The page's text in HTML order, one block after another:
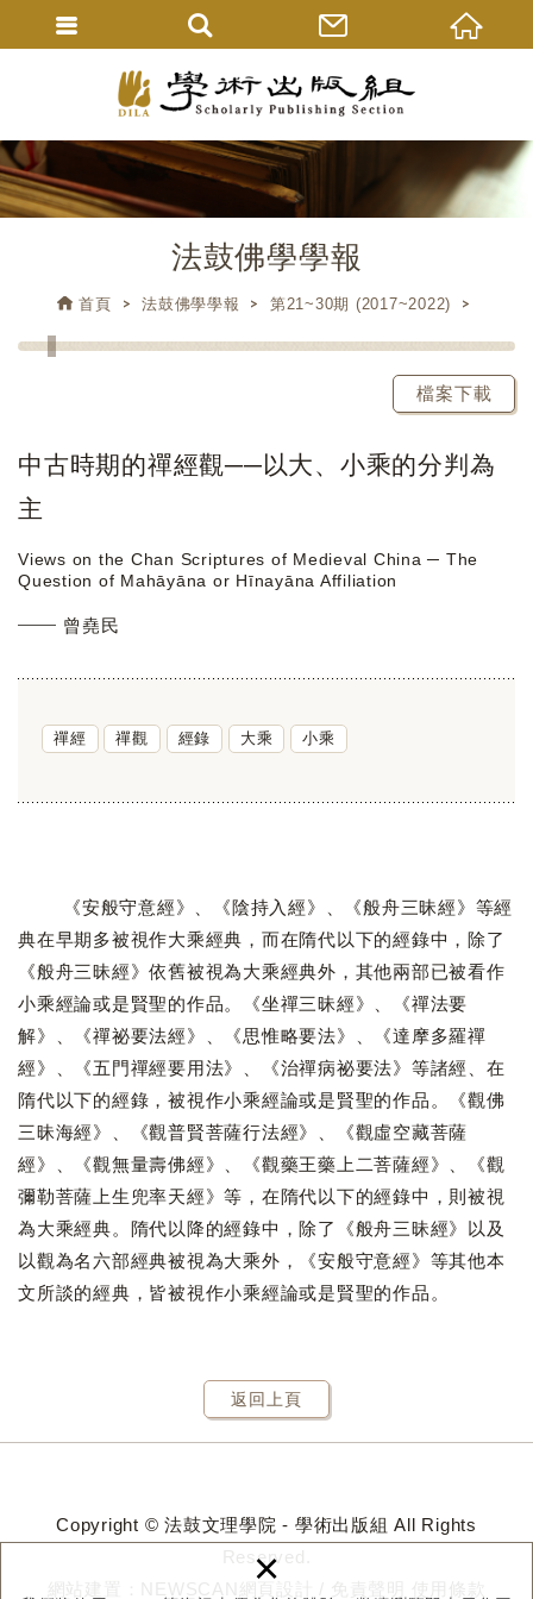
×
法鼓佛學學報
首頁 法鼓佛學學報 第21~30期 (2017~2022)
檔案下載
中古時期的禪經觀──以大、小乘的分判為
主
Views on the Chan Scriptures of Medieval China ─ The
Question of Mahāyāna or Hīnayāna Affiliation
曾堯民
禪經 禪觀 經錄 大乘 小乘
《安般守意經》、《陰持入經》、《般舟三昧經》等經
典在早期多被視作大乘經典，而在隋代以下的經錄中，除了
《般舟三昧經》依舊被視為大乘經典外，其他兩部已被看作
小乘經論或是賢聖的作品。《坐禪三昧經》、《禪法要
解》、《禪祕要法經》、《思惟略要法》、《達摩多羅禪
經》、《五門禪經要用法》、《治禪病祕要法》等諸經、在
隋代以下的經錄，被視作小乘經論或是賢聖的作品。《觀佛
三昧海經》、《觀普賢菩薩行法經》、《觀虛空藏菩薩
經》、《觀無量壽佛經》、《觀藥王藥上二菩薩經》、《觀
彌勒菩薩上生兜率天經》等，在隋代以下的經錄中，則被視
為大乘經典。隋代以降的經錄中，除了《般舟三昧經》以及
以觀為名六部經典被視為大乘外，《安般守意經》等其他本
文所談的經典，皆被視作小乘經論或是賢聖的作品。
返回上頁
Copyright © 法鼓文理學院 - 學術出版組 All Rights
Reserved.